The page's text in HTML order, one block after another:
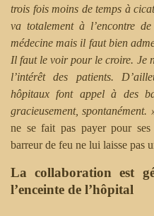
trois fois moins de temps à
va totalement à l’encontre
médecine mais il faut bien
Il faut le voir pour le croire. Je
l’intérêt des patients.
hôpitaux font appel à des
gracieusement, spontanément.
ne se fait pas payer pour
barreur de feu ne lui laisse pas
La collaboration est
l’enceinte de l’hôpital